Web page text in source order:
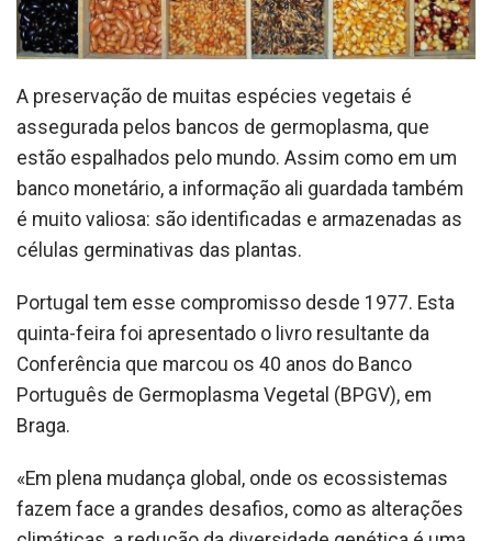
A preservação de muitas espécies vegetais é
assegurada pelos bancos de germoplasma, que
estão espalhados pelo mundo. Assim como em um
banco monetário, a informação ali guardada também
é muito valiosa: são identificadas e armazenadas as
células germinativas das plantas.
Portugal tem esse compromisso desde 1977. Esta
quinta-feira foi apresentado o livro resultante da
Conferência que marcou os 40 anos do Banco
Português de Germoplasma Vegetal (BPGV), em
Braga.
«Em plena mudança global, onde os ecossistemas
fazem face a grandes desafios, como as alterações